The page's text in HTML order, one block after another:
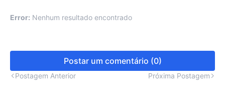
Error: Nenhum resultado encontrado
Postar um comentário (0)
Postagem Anterior Próxima Postagem